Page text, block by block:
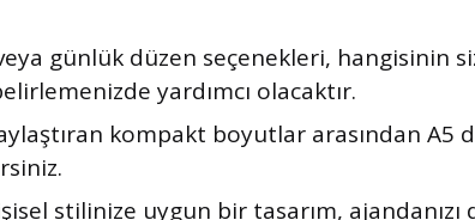
günlük düzen seçenekleri, hangisinin
yardımcı olacaktır.
kompakt boyutlar arasından A5
stilinize uygun bir tasarım, ajandanızı